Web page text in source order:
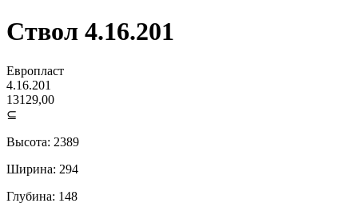
Ствол 4.16.201
Европласт
4.16.201
13129,00
⊆
Высота: 2389
Ширина: 294
Глубина: 148